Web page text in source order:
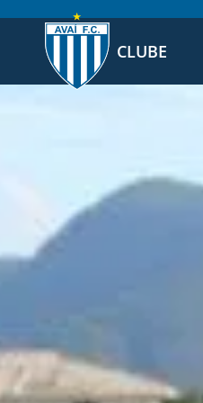
CLUBE